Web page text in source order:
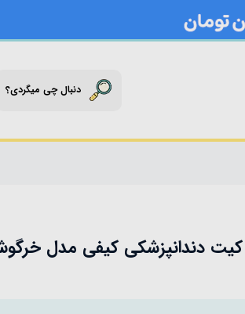
دنبال چی میگردی؟
کیت دندانپزشکی کیفی مدل خرگوش